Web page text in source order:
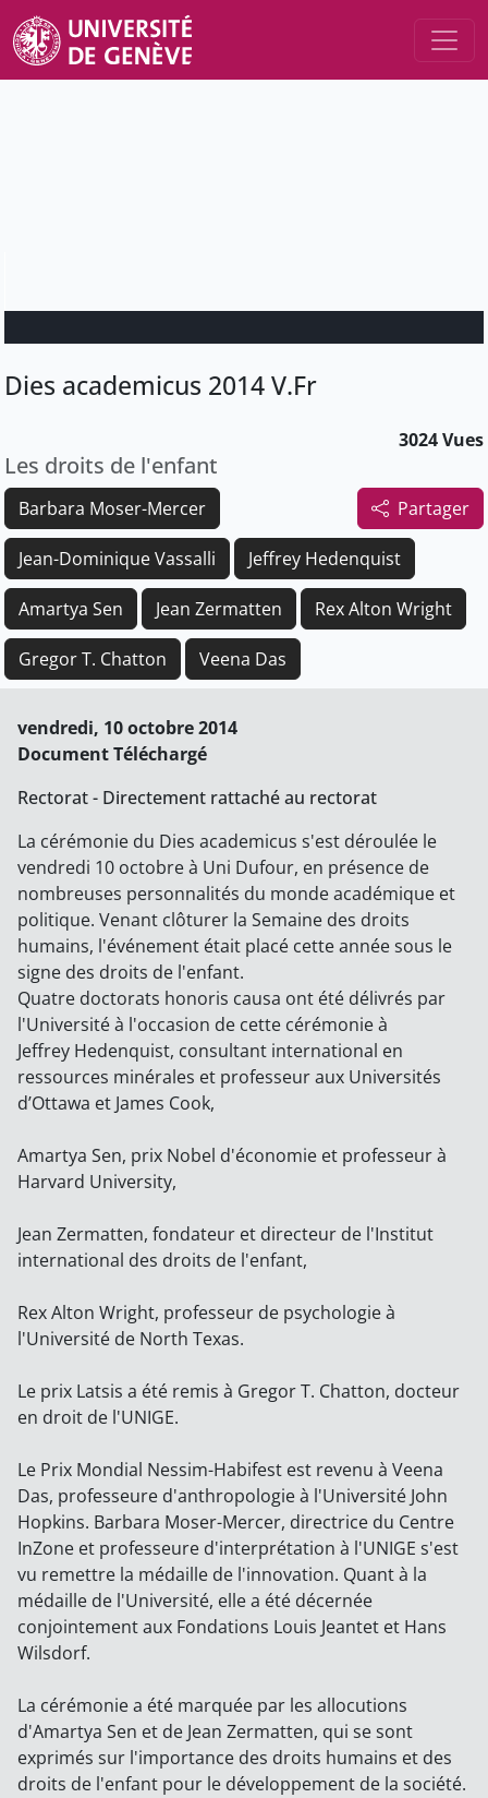
Dies academicus 2014 V.Fr
3024 Vues
Les droits de l'enfant
Partager
Barbara Moser-Mercer
Jean-Dominique Vassalli Jeffrey Hedenquist
Amartya Sen Jean Zermatten Rex Alton Wright
Gregor T. Chatton Veena Das
vendredi, 10 octobre 2014
Document Téléchargé
Rectorat - Directement rattaché au rectorat
La cérémonie du Dies academicus s'est déroulée le
vendredi 10 octobre à Uni Dufour, en présence de
nombreuses personnalités du monde académique et
politique. Venant clôturer la Semaine des droits
humains, l'événement était placé cette année sous le
signe des droits de l'enfant.
Quatre doctorats honoris causa ont été délivrés par
l'Université à l'occasion de cette cérémonie à
Jeffrey Hedenquist, consultant international en
ressources minérales et professeur aux Universités
d’Ottawa et James Cook,
Amartya Sen, prix Nobel d'économie et professeur à
Harvard University,
Jean Zermatten, fondateur et directeur de l'Institut
international des droits de l'enfant,
Rex Alton Wright, professeur de psychologie à
l'Université de North Texas.
Le prix Latsis a été remis à Gregor T. Chatton, docteur
en droit de l'UNIGE.
Le Prix Mondial Nessim-Habifest est revenu à Veena
Das, professeure d'anthropologie à l'Université John
Hopkins. Barbara Moser-Mercer, directrice du Centre
InZone et professeure d'interprétation à l'UNIGE s'est
vu remettre la médaille de l'innovation. Quant à la
médaille de l'Université, elle a été décernée
conjointement aux Fondations Louis Jeantet et Hans
Wilsdorf.
La cérémonie a été marquée par les allocutions
d'Amartya Sen et de Jean Zermatten, qui se sont
exprimés sur l'importance des droits humains et des
droits de l'enfant pour le développement de la société.